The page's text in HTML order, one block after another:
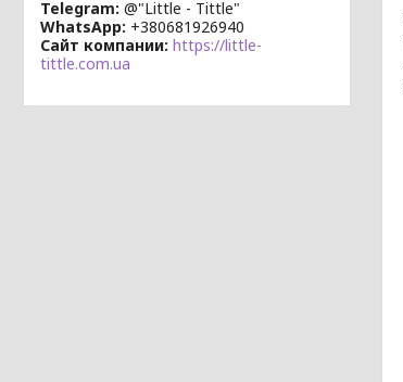
Telegram @"Little - Tittle"
WhatsApp +380681926940
Сайт компании https://little-
tittle.com.ua